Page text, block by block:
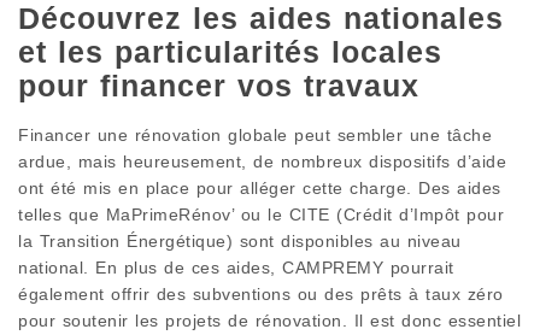
Découvrez les aides nationales
et les particularités locales
pour financer vos travaux
Financer une rénovation globale peut sembler une tâche
ardue, mais heureusement, de nombreux dispositifs d’aide
ont été mis en place pour alléger cette charge. Des aides
telles que MaPrimeRénov’ ou le CITE (Crédit d’Impôt pour
la Transition Énergétique) sont disponibles au niveau
national. En plus de ces aides, CAMPREMY pourrait
également offrir des subventions ou des prêts à taux zéro
pour soutenir les projets de rénovation. Il est donc essentiel